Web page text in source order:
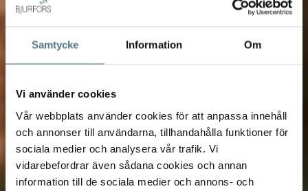
Samtycke Information Om
Vi använder cookies
Vår webbplats använder cookies för att anpassa innehåll
och annonser till användarna, tillhandahålla funktioner för
sociala medier och analysera vår trafik. Vi
vidarebefordrar även sådana cookies och annan
information till de sociala medier och annons- och